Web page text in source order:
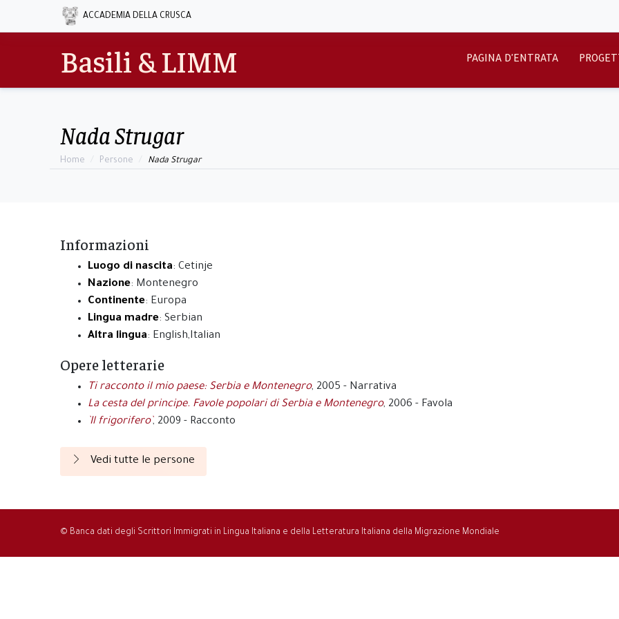
ACCADEMIA DELLA CRUSCA
Basili & LIMM PAGINA D'ENTRATA
Nada Strugar
Home Persone Nada Strugar
Informazioni
Luogo di nascita: Cetinje
Nazione: Montenegro
Continente: Europa
Lingua madre: Serbian
Altra lingua: English,Italian
Opere letterarie
Ti racconto il mio paese: Serbia e Montenegro, 2005 - Narrativa
La cesta del principe. Favole popolari di Serbia e Montenegro, 2006 - Favola
`Il frigorifero`, 2009 - Racconto
Vedi tutte le persone
© Banca dati degli Scrittori Immigrati in Lingua Italiana e della Letteratura Italiana della Migrazione Mondiale